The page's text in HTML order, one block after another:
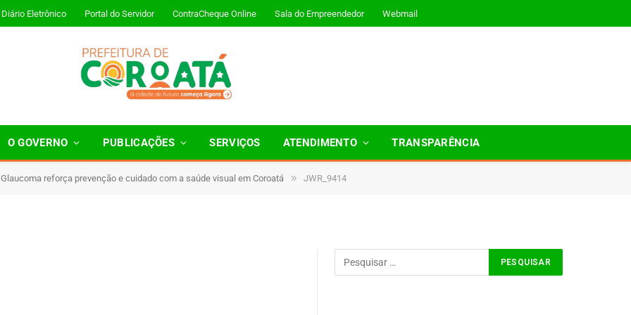
Diário Eletrônico Portal do Servidor ContraCheque Online Sala do Empreendedor Webmail
O GOVERNO PUBLICAÇÕES SERVIÇOS ATENDIMENTO TRANSPARÊNCIA
reforça prevenção e cuidado com a saúde visual em Coroatá » JWR_9414